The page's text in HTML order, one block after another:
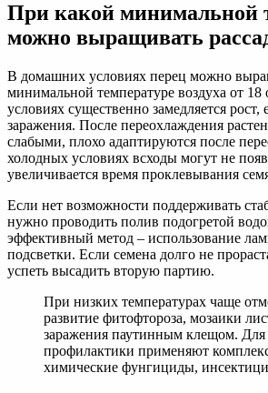
При какой минимальной
можно выращивать
В домашних условиях перец можно
минимальной температуре воздуха от
условиях существенно замедляется рост,
заражения. После переохлаждения
слабыми, плохо адаптируются после
холодных условиях всходы могут не
увеличивается время проклевывания
Если нет возможности поддерживать
нужно проводить полив подогретой
эффективный метод – использование
подсветки. Если семена долго не
успеть высадить вторую партию.
При низких температурах чаще
развитие фитофтороза, мозаики
заражения паутинным клещом. Для
профилактики применяют
химические фунгициды,